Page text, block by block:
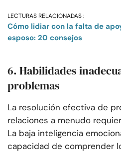
LECTURAS RELACIONADAS :
Cómo lidiar con la falta de
esposo: 20 consejos
6. Habilidades
problemas
La resolución efectiva de
relaciones a menudo
La baja inteligencia
capacidad de comprender